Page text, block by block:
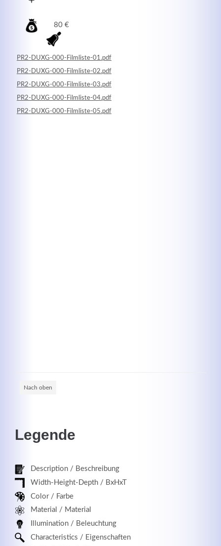
80 €
PR2-DUXG-000-Filmliste-01.pdf
PR2-DUXG-000-Filmliste-02.pdf
PR2-DUXG-000-Filmliste-03.pdf
PR2-DUXG-000-Filmliste-04.pdf
PR2-DUXG-000-Filmliste-05.pdf
Nach oben
Legende
Description / Beschreibung
Width-Height-Depth / BxHxT
Color / Farbe
Material / Material
Illumination / Beleuchtung
Characteristics / Eigenschaften
elit. Aenean commodo ligula eget dolor.